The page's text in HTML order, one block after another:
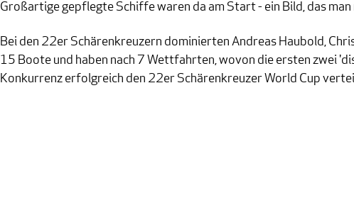
Großartige gepflegte Schiffe waren da am Start - ein Bild, das
Bei den 22er Schärenkreuzern dominierten Andreas Haubold,
15 Boote und haben nach 7 Wettfahrten, wovon die ersten zwei
Konkurrenz erfolgreich den 22er Schärenkreuzer World Cup